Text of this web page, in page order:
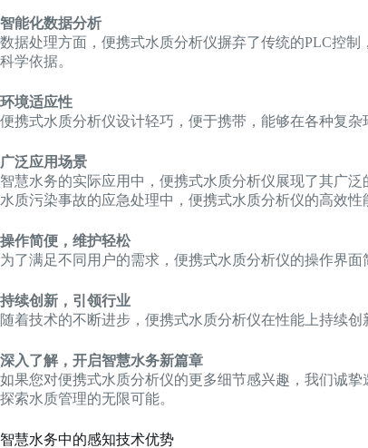
智能化数据分析
数据处理方面，便携式水质分析仪摒弃了传统的PLC控
科学依据。
环境适应性
便携式水质分析仪设计轻巧，便于携带，能够在各种复
广泛应用场景
智慧水务的实际应用中，便携式水质分析仪展现了其广
水质污染事故的应急处理中，便携式水质分析仪的高效性
操作简便，维护轻松
为了满足不同用户的需求，便携式水质分析仪的操作界
持续创新，引领行业
随着技术的不断进步，便携式水质分析仪在性能上持续
深入了解，开启智慧水务新篇章
如果您对便携式水质分析仪的更多细节感兴趣，我们诚
探索水质管理的无限可能。
智慧水务中的感知技术优势